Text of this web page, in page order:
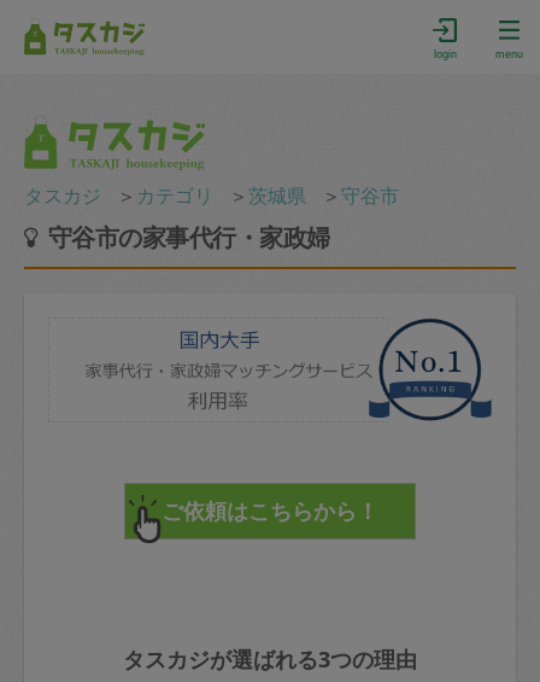
login menu
タスカジ ＞ カテゴリ ＞茨城県 ＞守谷市
守谷市の家事代行・家政婦
タスカジが選ばれる3つの理由